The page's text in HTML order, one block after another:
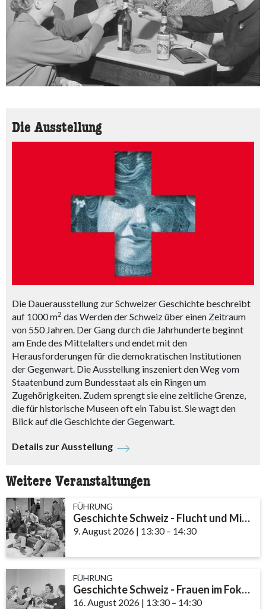
Die Ausstellung
Die Dauerausstellung zur Schweizer Geschichte beschreibt
auf 1000 m2 das Werden der Schweiz über einen Zeitraum
von 550 Jahren. Der Gang durch die Jahrhunderte beginnt
am Ende des Mittelalters und endet mit den
Herausforderungen für die demokratischen Institutionen
der Gegenwart. Die Ausstellung inszeniert den Weg vom
Staatenbund zum Bundesstaat als ein Ringen um
Zugehörigkeiten. Zudem sprengt sie eine zeitliche Grenze,
die für historische Museen oft ein Tabu ist. Sie wagt den
Blick auf die Geschichte der Gegenwart.
Details zur Ausstellung
Weitere Veranstaltungen
FÜHRUNG
Geschichte Schweiz - Flucht und Migration
9. August 2026 | 13:30accessibility.time_to
– 14:30
FÜHRUNG
Geschichte Schweiz - Frauen im Fokus
16. August 2026 | 13:30accessibility.time_to
– 14:30